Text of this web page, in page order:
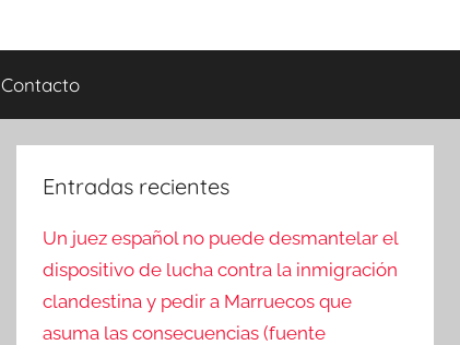
Contacto
Entradas recientes
Un juez español no puede desmantelar el
dispositivo de lucha contra la inmigración
clandestina y pedir a Marruecos que
asuma las consecuencias (fuente